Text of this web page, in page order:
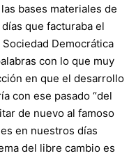
bases materiales de
que facturaba el
Democrática
con lo que muy
en que el desarrollo
con ese pasado “del
de nuevo al famoso
en nuestros días
del libre cambio es